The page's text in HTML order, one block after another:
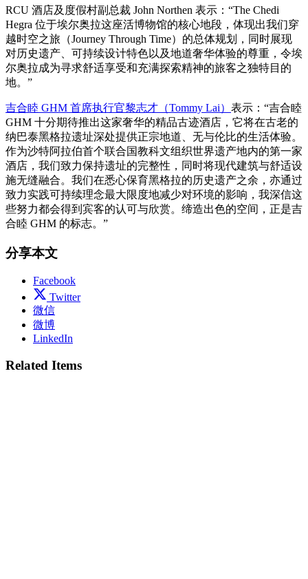
RCU 酒店及度假村副总裁 John Northen 表示：“The Chedi
Hegra 位于埃尔奥拉这座活博物馆的核心地段，体现出我们穿
越时空之旅（Journey Through Time）的总体规划，同时展现
对历史遗产、可持续设计特色以及地道奢华体验的尊重，令埃
尔奥拉成为寻求舒适享受和充满探索精神的旅客之独特目的
地。”
吉合睦 GHM 首席执行官黎志才（Tommy Lai） 表示：“吉合睦
GHM 十分期待推出这家奢华的精品古迹酒店，它将在古老的
纳巴泰黑格拉遗址深处提供正宗地道、无与伦比的生活体验。
作为沙特阿拉伯首个联合国教科文组织世界遗产地内的第一家
酒店，我们致力保持遗址的完整性，同时将现代建筑与舒适设
施无缝融合。我们在悉心保育黑格拉的历史遗产之余，亦通过
致力实践可持续理念最大限度地减少对环境的影响，我深信这
些努力都会得到宾客的认可与欣赏。缔造出色的空间，正是吉
合睦 GHM 的标志。”
分享本文
Facebook
Twitter
微信
微博
LinkedIn
Related Items